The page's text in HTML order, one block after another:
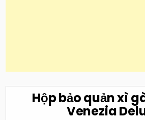
Hộp bảo quản xì
Venezia